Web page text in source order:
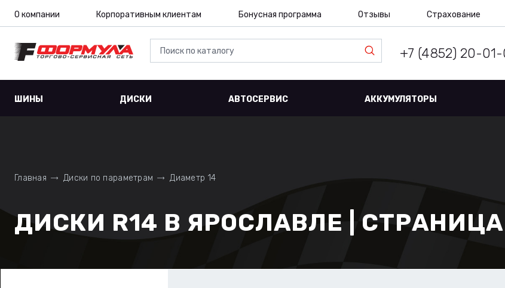
О компании Корпоративным клиентам Бонусная программа Отзывы Страхование
+7 (4852) 20-01-
ШИНЫ ДИСКИ АВТОСЕРВИС АККУМУЛЯТОРЫ
Главная Диски по параметрам Диаметр 14
ДИСКИ R14 В ЯРОСЛАВЛЕ | СТРАНИЦА